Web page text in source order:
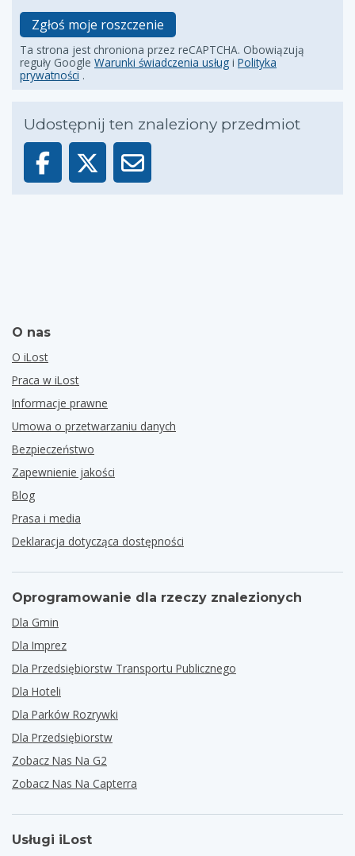
Zgłoś moje roszczenie
Ta strona jest chroniona przez reCAPTCHA. Obowiązują
reguły Google Warunki świadczenia usług i Polityka
prywatności.
Udostępnij ten znaleziony przedmiot
O nas
O iLost
Praca w iLost
Informacje prawne
Umowa o przetwarzaniu danych
Bezpieczeństwo
Zapewnienie jakości
Blog
Prasa i media
Deklaracja dotycząca dostępności
Oprogramowanie dla rzeczy znalezionych
Dla Gmin
Dla Imprez
Dla Przedsiębiorstw Transportu Publicznego
Dla Hoteli
Dla Parków Rozrywki
Dla Przedsiębiorstw
Zobacz Nas Na G2
Zobacz Nas Na Capterra
Usługi iLost